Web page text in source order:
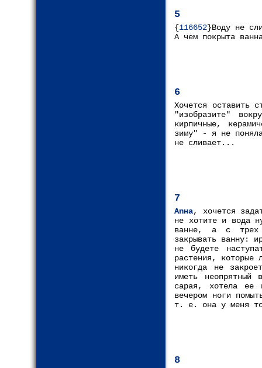
5
{116652}Воду не
А чем покрыта
6
Хочется оставить
"изобразите"
кирпичные,
зиму" - я не
не сливает...
7
Anнa, хочется
не хотите и вода
ванне, а с трех
закрывать ванну:
не будете
растения, которые
никогда не
иметь
сарая, хотела ее
вечером ноги
т. е. она у меня
8